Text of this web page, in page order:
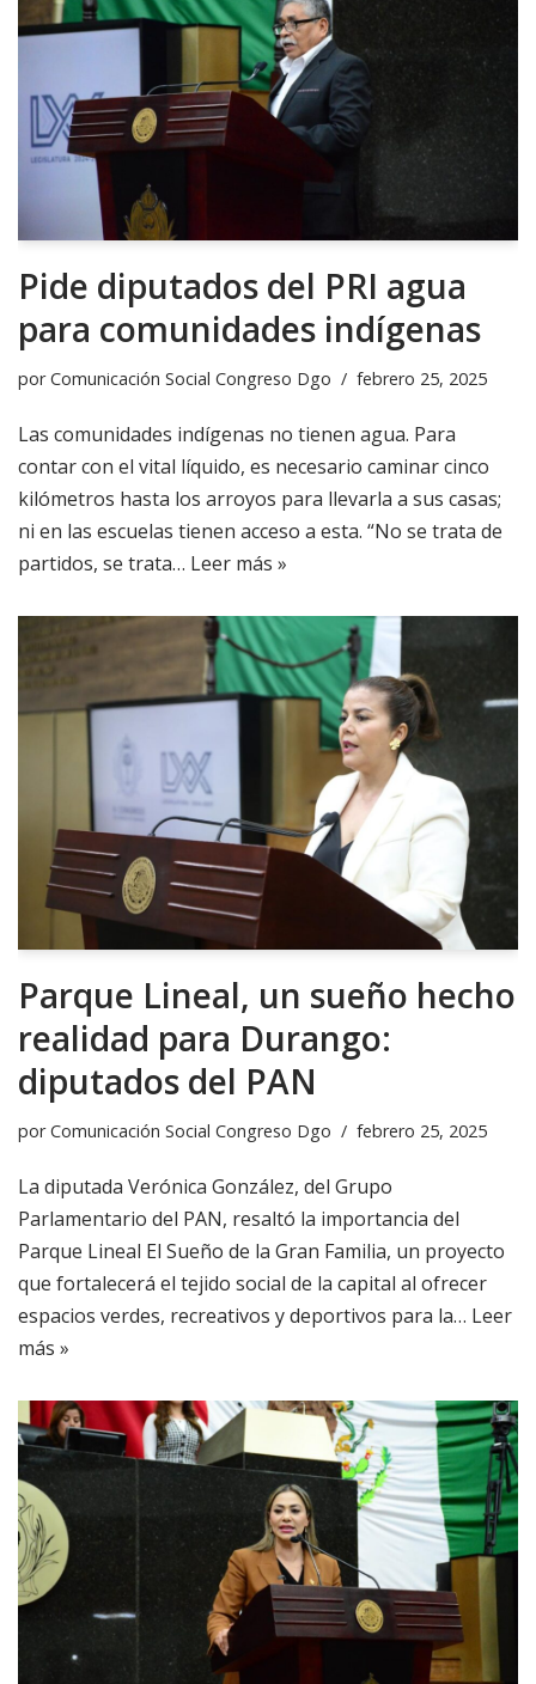
Pide diputados del PRI agua
para comunidades indígenas
porComunicación Social Congreso Dgo febrero 25, 2025
Las comunidades indígenas no tienen agua. Para
contar con el vital líquido, es necesario caminar cinco
kilómetros hasta los arroyos para llevarla a sus casas;
ni en las escuelas tienen acceso a esta. “No se trata de
partidos, se trata… Leer más »
Parque Lineal, un sueño hecho
realidad para Durango:
diputados del PAN
porComunicación Social Congreso Dgo febrero 25, 2025
La diputada Verónica González, del Grupo
Parlamentario del PAN, resaltó la importancia del
Parque Lineal El Sueño de la Gran Familia, un proyecto
que fortalecerá el tejido social de la capital al ofrecer
espacios verdes, recreativos y deportivos para la… Leer
más »